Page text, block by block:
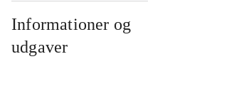
Informationer og
udgaver